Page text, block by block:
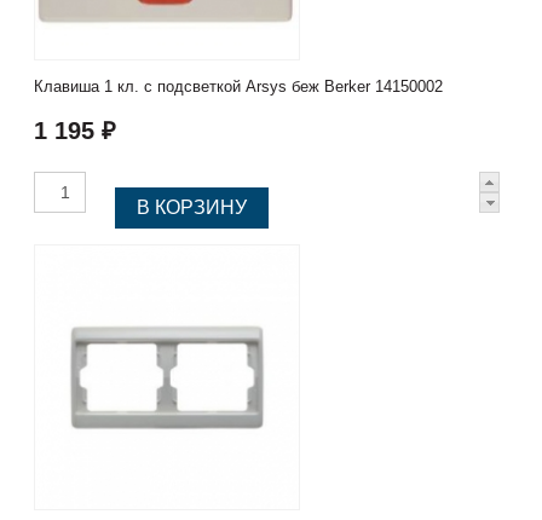
Клавиша 1 кл. с подсветкой Arsys беж Berker 14150002
1 195 ₽